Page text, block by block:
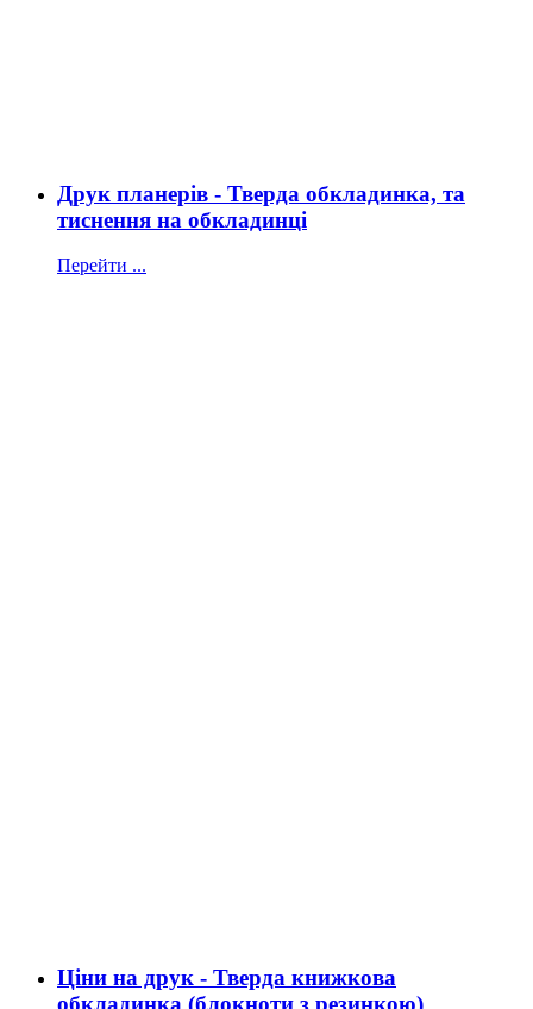
Друк планерів - Тверда обкладинка, та
тиснення на обкладинці
Перейти ...
Ціни на друк - Тверда книжкова